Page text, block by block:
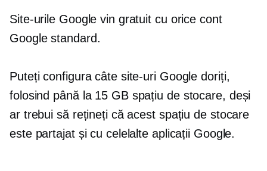
Site-urile Google vin gratuit cu orice cont
Google standard.
Puteți configura câte site-uri Google doriți,
folosind până la 15 GB spațiu de stocare, deși
ar trebui să rețineți că acest spațiu de stocare
este partajat și cu celelalte aplicații Google.